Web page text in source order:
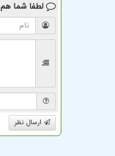
لطفا شما هم
ارسال نظر